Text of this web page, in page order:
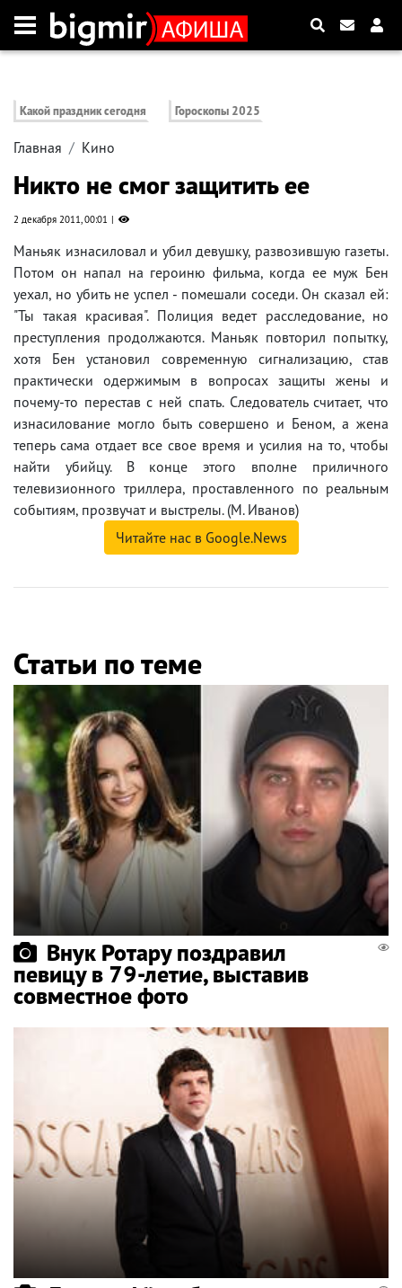
Какой праздник сегодня Гороскопы 2025
Главная Кино
Никто не смог защитить ее
2 декабря 2011, 00:01
Маньяк изнасиловал и убил девушку, развозившую газеты.
Потом он напал на героиню фильма, когда ее муж Бен
уехал, но убить не успел - помешали соседи. Он сказал ей:
"Ты такая красивая". Полиция ведет расследование, но
преступления продолжаются. Маньяк повторил попытку,
хотя Бен установил современную сигнализацию, став
практически одержимым в вопросах защиты жены и
почему-то перестав с ней спать. Следователь считает, что
изнасилование могло быть совершено и Беном, а жена
теперь сама отдает все свое время и усилия на то, чтобы
найти убийцу. В конце этого вполне приличного
телевизионного триллера, проставленного по реальным
событиям, прозвучат и выстрелы. (М. Иванов)
Читайте нас в Google.News
Статьи по теме
Внук Ротару поздравил
певицу в 79-летие, выставив
совместное фото